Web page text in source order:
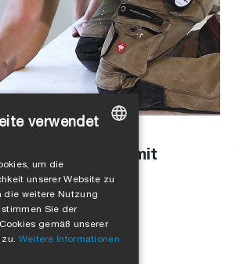
Holz: Interview mit
ENGLISH
FRENCH
verwendet
um die
unserer Website zu
die weitere Nutzung
Sie der
gemäß unserer
Weitere Informationen